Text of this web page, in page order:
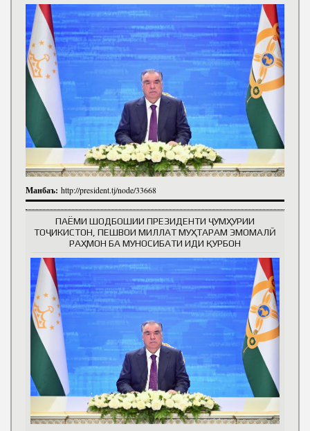
Манбаъ: http://president.tj/node/33668
ПАЁМИ ШОДБОШИИ ПРЕЗИДЕНТИ ҶУМҲУРИИ
ТОҶИКИСТОН, ПЕШВОИ МИЛЛАТ МУҲТАРАМ ЭМОМАЛӢ
РАҲМОН БА МУНОСИБАТИ ИДИ ҚУРБОН